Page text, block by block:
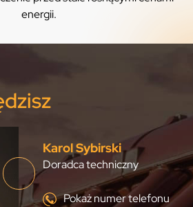
energii.
Karol Sybirski
Doradca techniczny
Pokaż numer telefonu